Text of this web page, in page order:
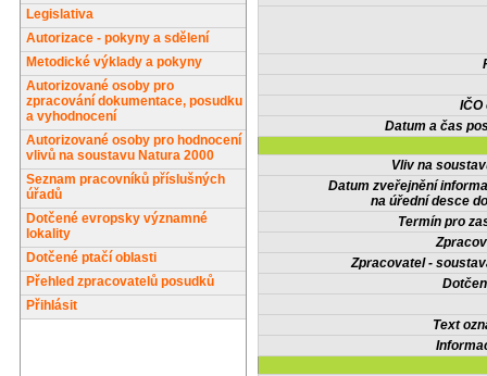
Legislativa
Autorizace - pokyny a sdělení
Metodické výklady a pokyny
Autorizované osoby pro
zpracování dokumentace, posudku
a vyhodnocení
Autorizované osoby pro hodnocení
vlivů na soustavu Natura 2000
Seznam pracovníků příslušných
úřadů
Dotčené evropsky významné
lokality
Dotčené ptačí oblasti
Přehled zpracovatelů posudků
Přihlásit
IČO
Datum a čas
Vliv na
Datum zveřejnění
na úřední desce
Termín pro
Zpracovatel -
Text